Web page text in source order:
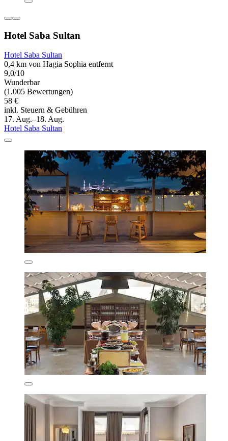
Hotel Saba Sultan
Hotel Saba Sultan
0,4 km von Hagia Sophia entfernt
9,0/10
Wunderbar
(1.005 Bewertungen)
58 €
inkl. Steuern & Gebühren
17. Aug.–18. Aug.
Hotel Saba Sultan